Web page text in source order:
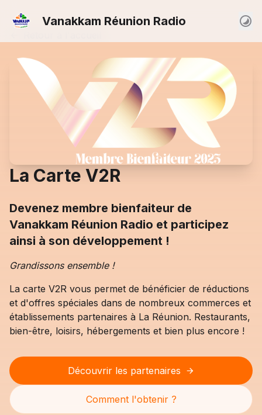
Vanakkam Réunion Radio
La Carte V2R
Devenez membre bienfaiteur de
Vanakkam Réunion Radio et participez
ainsi à son développement !
Grandissons ensemble !
La carte V2R vous permet de bénéficier de réductions
et d'offres spéciales dans de nombreux commerces et
établissements partenaires à La Réunion. Restaurants,
bien-être, loisirs, hébergements et bien plus encore !
Découvrir les partenaires
Comment l'obtenir ?